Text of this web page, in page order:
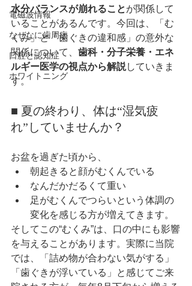
電磁波情報
なぜなに歯周病
口腔と認知症
ホワイトニング
水分バランスが崩れることが関係して
いることがあるんです。今回は、「む
くみ」と「歯ぐきの違和感」の意外な
関係について、 歯科・分子栄養・エネ
ルギー医学の視点から解説していきま
す。
■ 夏の終わり、体は“湿気疲
れ”していませんか？
お盆を過ぎた頃から、
朝起きると顔がむくんでいる
なんだかだるくて重い
足がむくんでつらいという体調の
変化を感じる方が増えてきます。
そしてこの“むくみ”は、口の中にも影響
を与えることがあります。実際に当院
では、「詰め物が合わない気がする」
「歯ぐきが浮いている」と感じてご来